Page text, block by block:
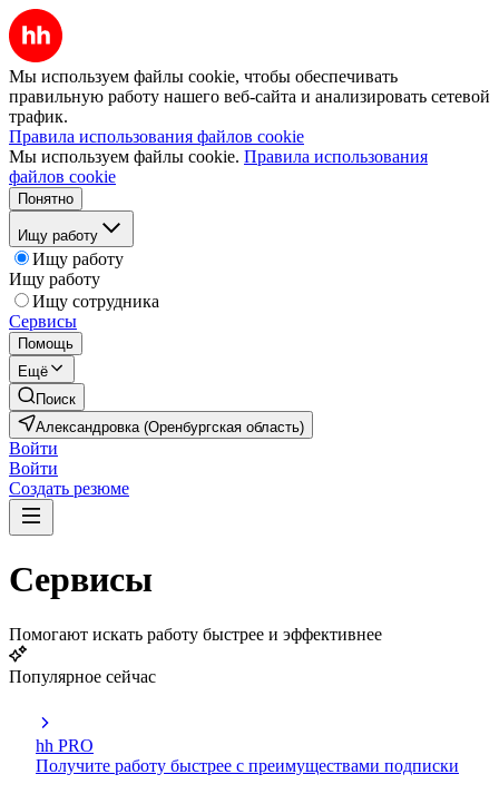
Мы используем файлы cookie, чтобы обеспечивать
правильную работу нашего веб-сайта и анализировать сетевой
трафик.
Правила использования файлов cookie
Мы используем файлы cookie. Правила использования
файлов cookie
Понятно
Ищу работу
Ищу работу
Ищу работу
Ищу сотрудника
Сервисы
Помощь
Ещё
Поиск
Александровка (Оренбургская область)
Войти
Войти
Создать резюме
Сервисы
Помогают искать работу быстрее и эффективнее
Популярное сейчас
hh PRO
Получите работу быстрее с преимуществами подписки